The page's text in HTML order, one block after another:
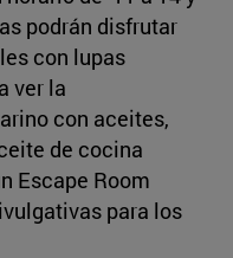
podrán disfrutar
con lupas
ver la
con aceites,
de cocina
Escape Room
para los